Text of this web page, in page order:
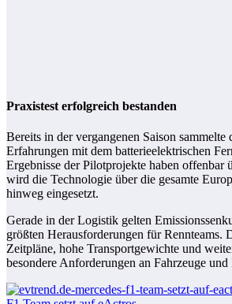
Praxistest erfolgreich bestanden
Bereits in der vergangenen Saison sammelte
Erfahrungen mit dem batterieelektrischen
Ergebnisse der Pilotprojekte haben offenbar
wird die Technologie über die gesamte
hinweg eingesetzt.
Gerade in der Logistik gelten
größten Herausforderungen für Rennteams.
Zeitpläne, hohe Transportgewichte und
besondere Anforderungen an Fahrzeuge